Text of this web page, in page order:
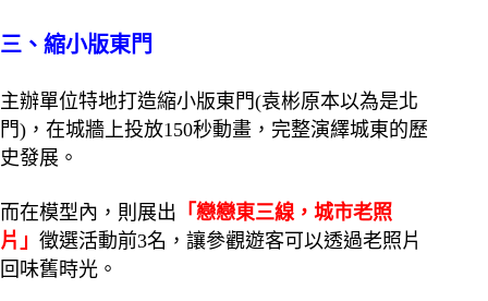
三、縮小版東門
主辦單位特地打造縮小版東門(袁彬原本以為是北
門)，在城牆上投放150秒動畫，完整演繹城東的歷
史發展。
而在模型內，則展出 「戀戀東三線，城市老照
片」 徵選活動前3名，讓參觀遊客可以透過老照片
回味舊時光。